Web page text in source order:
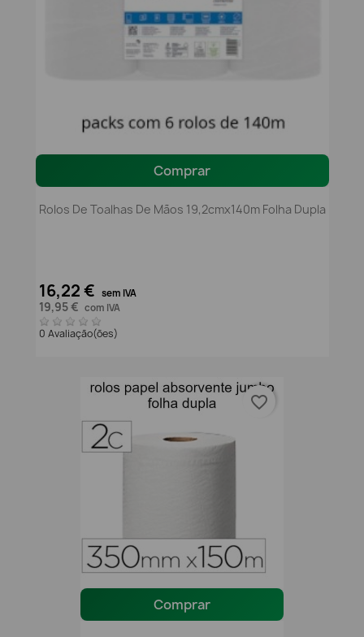
Comprar
Rolos De Toalhas De Mãos 19,2cmx140m Folha Dupla
16,22 € sem IVA
19,95 € com IVA
0 Avaliação(ões)
Comprar
favorite_border